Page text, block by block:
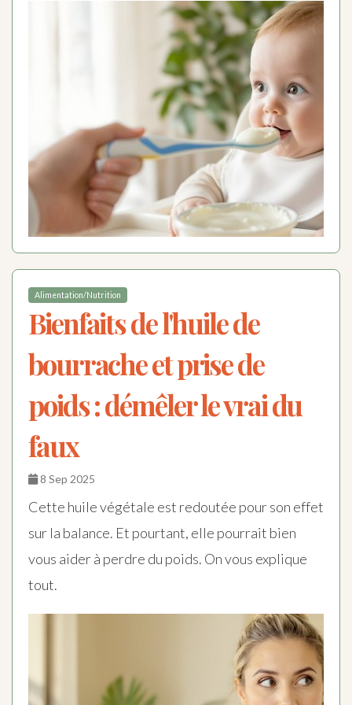
Alimentation/Nutrition
Bienfaits de l'huile de
bourrache et prise de
poids : démêler le vrai du
faux
8 Sep 2025
Cette huile végétale est redoutée pour son effet
sur la balance. Et pourtant, elle pourrait bien
vous aider à perdre du poids. On vous explique
tout.